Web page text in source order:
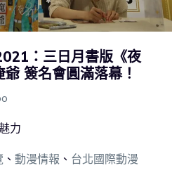
：三日月書版《夜
簽名會圓滿落幕！
力
、 動漫情報 、 台北國際動漫